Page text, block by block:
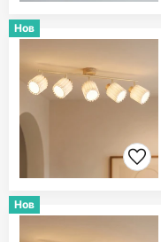
Нов
Нов